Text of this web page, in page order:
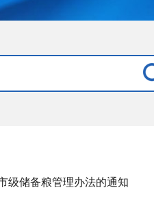
级储备粮管理办法的通知